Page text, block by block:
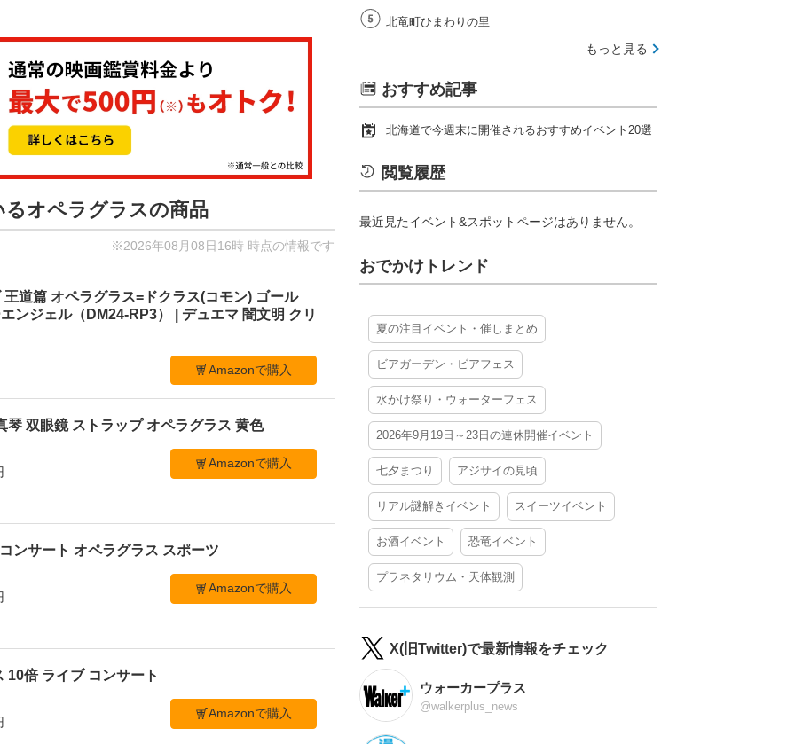
オペラグラスの商品
※2026年08月08日16時 時点の情報です
道篇 オペラグラス=ドクラス(コモン) ゴール
ンジェル（DM24-RP3） | デュエマ 闇文明 クリ
Amazonで購入
琴 双眼鏡 ストラップ オペラグラス 黄色
Amazonで購入
ンサート オペラグラス スポーツ
Amazonで購入
10倍 ライブ コンサート
Amazonで購入
北竜町ひまわりの里
もっと見る
おすすめ記事
北海道で今週末に開催されるおすすめイベント20選
閲覧履歴
最近見たイベント&スポットページはありません。
おでかけトレンド
夏の注目イベント・催しまとめ
ビアガーデン・ビアフェス
水かけ祭り・ウォーターフェス
2026年9月19日～23日の連休開催イベント
七夕まつり アジサイの見頃
リアル謎解きイベント スイーツイベント
お酒イベント 恐竜イベント
プラネタリウム・天体観測
X(旧Twitter)で最新情報をチェック
ウォーカープラス
@walkerplus_news